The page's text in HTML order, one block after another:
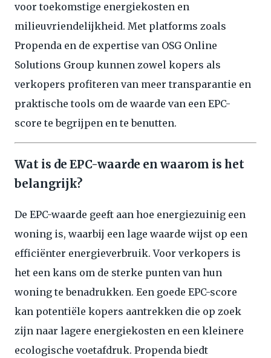
voor toekomstige energiekosten en
milieuvriendelijkheid. Met platforms zoals
Propenda en de expertise van OSG Online
Solutions Group kunnen zowel kopers als
verkopers profiteren van meer transparantie en
praktische tools om de waarde van een EPC-
score te begrijpen en te benutten.
Wat is de EPC-waarde en waarom is het
belangrijk?
De EPC-waarde geeft aan hoe energiezuinig een
woning is, waarbij een lage waarde wijst op een
efficiënter energieverbruik. Voor verkopers is
het een kans om de sterke punten van hun
woning te benadrukken. Een goede EPC-score
kan potentiële kopers aantrekken die op zoek
zijn naar lagere energiekosten en een kleinere
ecologische voetafdruk. Propenda biedt